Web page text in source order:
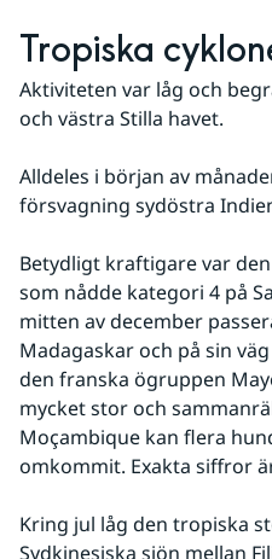
Tropiska
Aktiviteten var låg och
och västra Stilla havet.
Alldeles i början av
försvagning sydöstra
Betydligt kraftigare var
som nådde kategori 4 på
mitten av december
Madagaskar och på sin
den franska ögruppen
mycket stor och
Moçambique kan flera
omkommit. Exakta siffror
Kring jul låg den tropiska
Sydkinesiska sjön mellan